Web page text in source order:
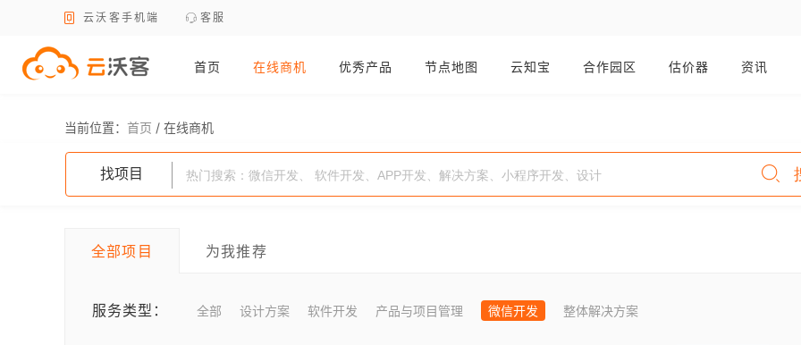
云沃客手机端 客服
首页 在线商机 优秀产品 节点地图 云知宝 合作园区 估价器 资讯
当前位置： 首页 / 在线商机
找项目
全部项目 为我推荐
服务类型： 全部 设计方案 软件开发 产品与项目管理 微信开发 整体解决方案